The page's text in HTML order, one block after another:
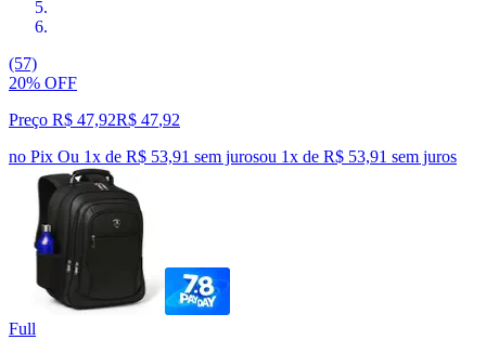
(57)
20% OFF
Preço R$ 47,92R$ 47,92
no Pix Ou 1x de R$ 53,91 sem jurosou 1x de R$ 53,91 sem juros
Full